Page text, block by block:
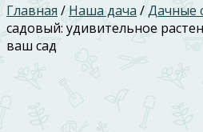
Главная / Наша дача /Дачные
садовый: удивительное
ваш сад